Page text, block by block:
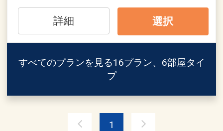
【アクセス】
＜電車をご利用の場合＞
徒歩7分
・名鉄「名古屋駅」より、名鉄快速特
ュースカイで約55分
クセントにワクワク。木曽川と犬山城を
ダイナミックに描いたアートワークは、
思わず声を漏らすインパクト。
お部屋の窓からは、四季を感じる庭園が
広がり、悠々の時を流れる木曽川、静か
景色など、壮大な時間の流れを目の当た
詳細 選択
すべてのプランを見る16プラン、6部屋タイ
プ
1